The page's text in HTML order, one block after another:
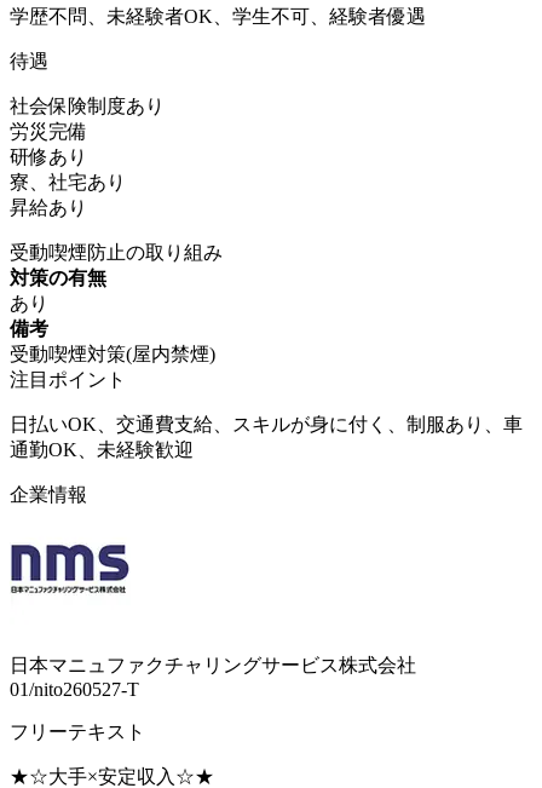
学歴不問、未経験者OK、学生不可、経験者優遇
待遇
社会保険制度あり
労災完備
研修あり
寮、社宅あり
昇給あり
受動喫煙防止の取り組み
対策の有無
あり
備考
受動喫煙対策(屋内禁煙)
注目ポイント
日払いOK、交通費支給、スキルが身に付く、制服あり、車
通勤OK、未経験歓迎
企業情報
日本マニュファクチャリングサービス株式会社
01/nito260527-T
フリーテキスト
★☆大手×安定収入☆★